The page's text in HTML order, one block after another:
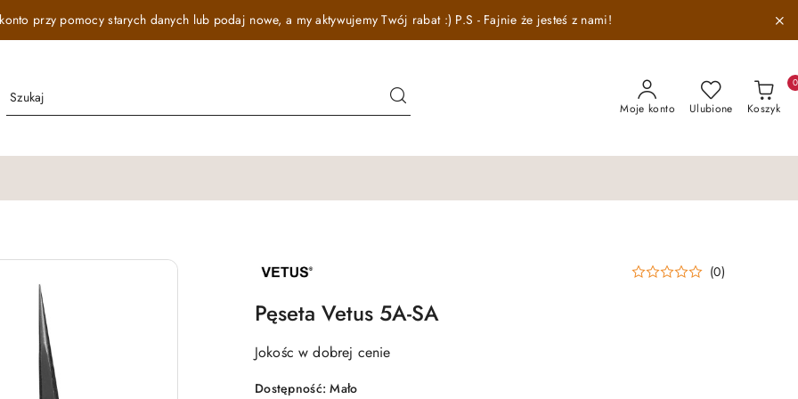
przy pomocy starych danych lub podaj nowe, a my aktywujemy Twój rabat :) P.S - Fajnie że jesteś z nami!
Moje konto Ulubione Koszyk
0
NAZWA
PRODUCENTA: (0)
Pęseta Vetus 5A-SA
Jokośc w dobrej cenie
Dostępność:Mało